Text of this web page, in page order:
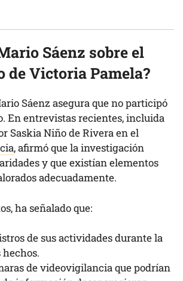
Sáenz sobre el
Victoria Pamela?
Sáenz asegura que no participó
En entrevistas recientes, incluida
Saskia Niño de Rivera en el
, afirmó que la investigación
y que existían elementos
adecuadamente.
ha señalado que:
de sus actividades durante la
de videovigilancia que podrían